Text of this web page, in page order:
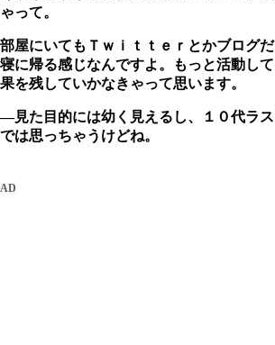
ゃって。
部屋にいてもＴｗｉｔｔｅｒとかブログ
寝に帰る感じなんですよ。もっと活動し
果を残していかなきゃって思います。
―見た目的には幼く見えるし、１０代ラ
では思っちゃうけどね。